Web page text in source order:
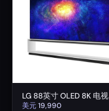
LG 88英寸 OLED 8K 电视
美元19,990